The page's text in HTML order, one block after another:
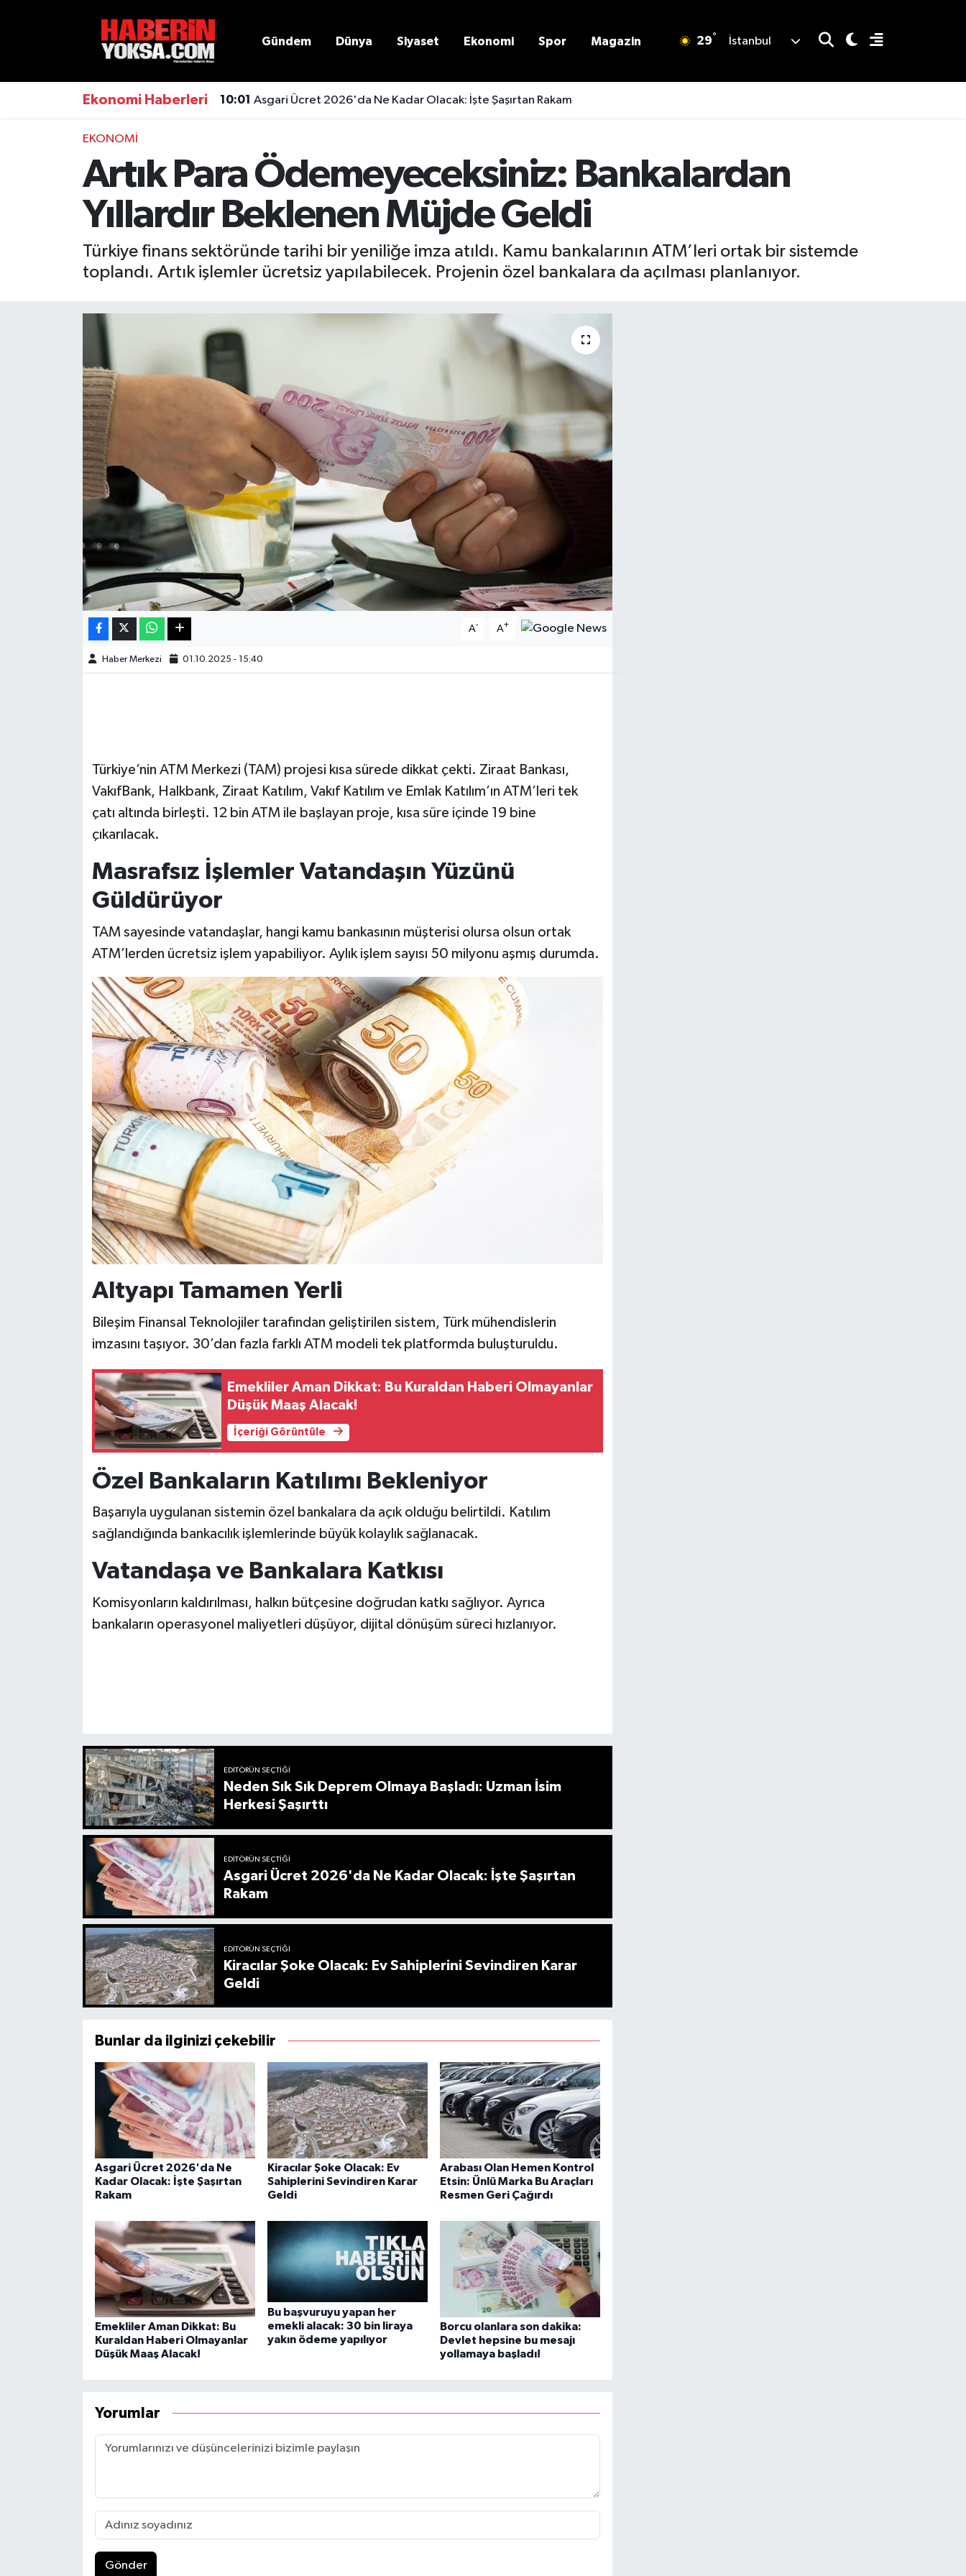
Gündem Dünya Siyaset Ekonomi Spor Magazin 29° İstanbul
Ekonomi Haberleri 10:01 Asgari Ücret 2026'da Ne Kadar Olacak: İşte Şaşırtan Rakam
EKONOMI
Artık Para Ödemeyeceksiniz: Bankalardan
Yıllardır Beklenen Müjde Geldi
Türkiye finans sektöründe tarihi bir yeniliğe imza atıldı. Kamu bankalarının ATM’leri ortak bir sistemde
toplandı. Artık işlemler ücretsiz yapılabilecek. Projenin özel bankalara da açılması planlanıyor.
A- A+
Haber Merkezi 01.10.2025 - 15:40
Türkiye’nin ATM Merkezi (TAM) projesi kısa sürede dikkat çekti. Ziraat Bankası,
VakıfBank, Halkbank, Ziraat Katılım, Vakıf Katılım ve Emlak Katılım’ın ATM’leri tek
çatı altında birleşti. 12 bin ATM ile başlayan proje, kısa süre içinde 19 bine
çıkarılacak.
Masrafsız İşlemler Vatandaşın Yüzünü
Güldürüyor
TAM sayesinde vatandaşlar, hangi kamu bankasının müşterisi olursa olsun ortak
ATM’lerden ücretsiz işlem yapabiliyor. Aylık işlem sayısı 50 milyonu aşmış durumda.
Altyapı Tamamen Yerli
Bileşim Finansal Teknolojiler tarafından geliştirilen sistem, Türk mühendislerin
imzasını taşıyor. 30’dan fazla farklı ATM modeli tek platformda buluşturuldu.
Emekliler Aman Dikkat: Bu Kuraldan Haberi Olmayanlar
Düşük Maaş Alacak!
İçeriği Görüntüle
Özel Bankaların Katılımı Bekleniyor
Başarıyla uygulanan sistemin özel bankalara da açık olduğu belirtildi. Katılım
sağlandığında bankacılık işlemlerinde büyük kolaylık sağlanacak.
Vatandaşa ve Bankalara Katkısı
Komisyonların kaldırılması, halkın bütçesine doğrudan katkı sağlıyor. Ayrıca
bankaların operasyonel maliyetleri düşüyor, dijital dönüşüm süreci hızlanıyor.
EDITÖRÜN SEÇTIĞI
Neden Sık Sık Deprem Olmaya Başladı: Uzman İsim
Herkesi Şaşırttı
EDITÖRÜN SEÇTIĞI
Asgari Ücret 2026'da Ne Kadar Olacak: İşte Şaşırtan
Rakam
EDITÖRÜN SEÇTIĞI
Kiracılar Şoke Olacak: Ev Sahiplerini Sevindiren Karar
Geldi
Bunlar da ilginizi çekebilir
Asgari Ücret 2026'da Ne
Kadar Olacak: İşte Şaşırtan
Rakam
Kiracılar Şoke Olacak: Ev
Sahiplerini Sevindiren Karar
Geldi
Arabası Olan Hemen Kontrol
Etsin: Ünlü Marka Bu Araçları
Resmen Geri Çağırdı
Emekliler Aman Dikkat: Bu
Kuraldan Haberi Olmayanlar
Düşük Maaş Alacak!
Bu başvuruyu yapan her
emekli alacak: 30 bin liraya
yakın ödeme yapılıyor
Borcu olanlara son dakika:
Devlet hepsine bu mesajı
yollamaya başladı!
Yorumlar
Gönder
Magazin
Otomobil
Teknoloji
Hava Durumu
Tüm Manşetler
Son Dakika Haberleri